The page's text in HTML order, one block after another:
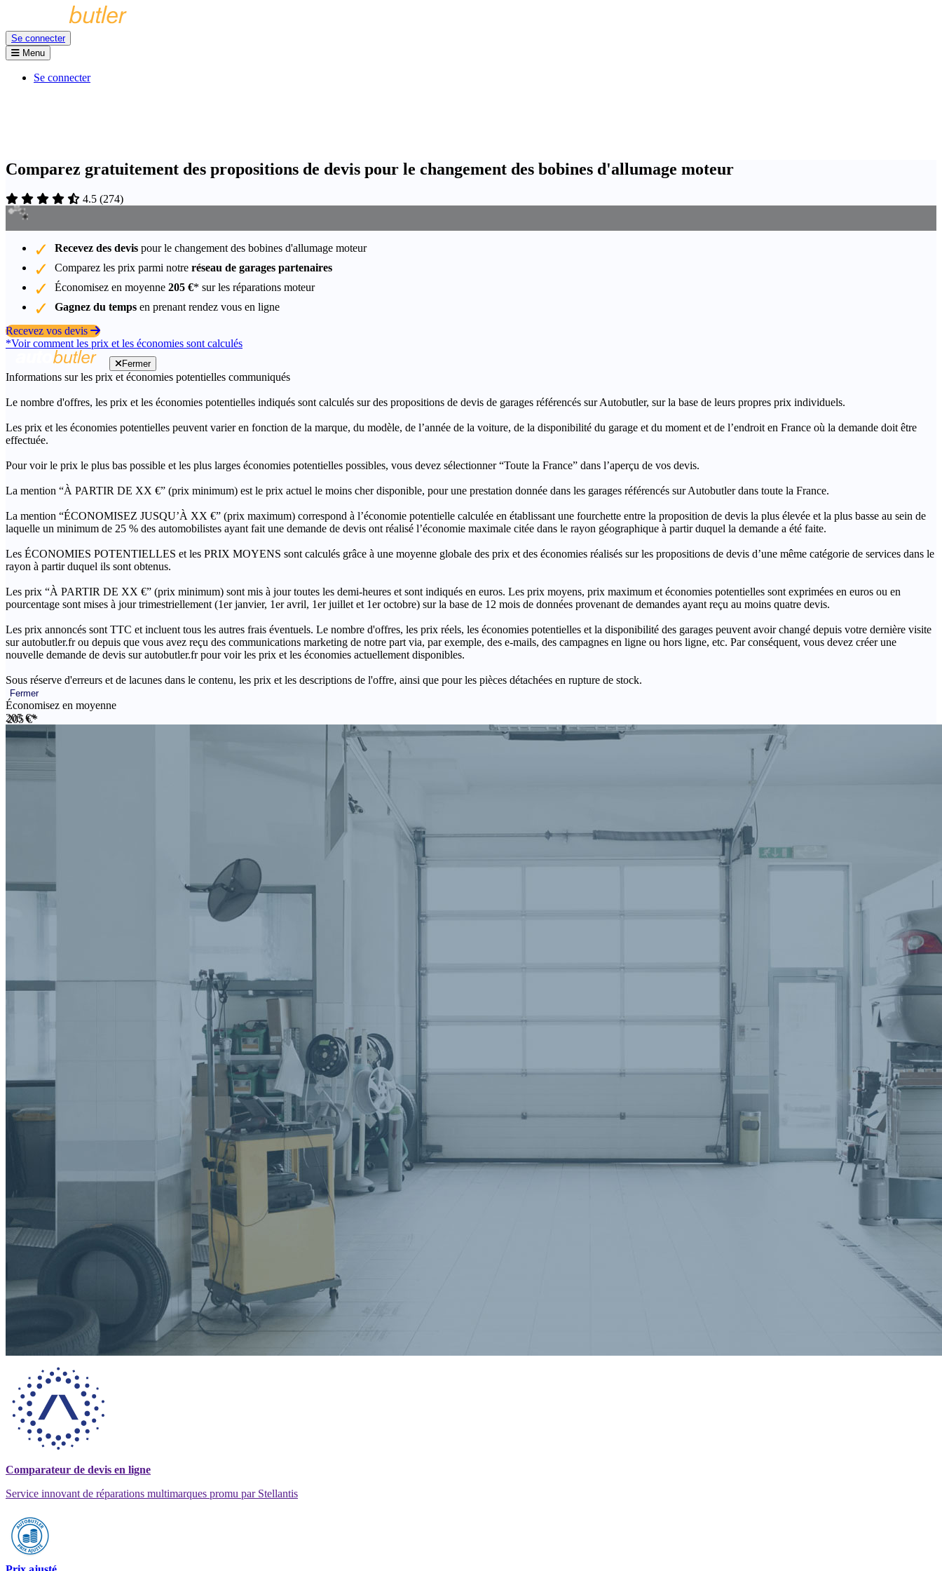
Se connecter
Menu
Se connecter
Comparez gratuitement des propositions de devis pour le changement des bobines d'allumage moteur
4.5 (274)
Recevez des devis pour le changement des bobines d'allumage moteur
Comparez les prix parmi notre réseau de garages partenaires
Économisez en moyenne 205 €* sur les réparations moteur
Gagnez du temps en prenant rendez vous en ligne
Recevez vos devis
*Voir comment les prix et les économies sont calculés
Fermer
Informations sur les prix et économies potentielles communiqués
Le nombre d'offres, les prix et les économies potentielles indiqués sont calculés sur des propositions de devis de garages référencés sur Autobutler, sur la base de leurs propres prix individuels.
Les prix et les économies potentielles peuvent varier en fonction de la marque, du modèle, de l’année de la voiture, de la disponibilité du garage et du moment et de l’endroit en France où la demande doit être
effectuée.
Pour voir le prix le plus bas possible et les plus larges économies potentielles possibles, vous devez sélectionner “Toute la France” dans l’aperçu de vos devis.
La mention “À PARTIR DE XX €” (prix minimum) est le prix actuel le moins cher disponible, pour une prestation donnée dans les garages référencés sur Autobutler dans toute la France.
La mention “ÉCONOMISEZ JUSQU’À XX €” (prix maximum) correspond à l’économie potentielle calculée en établissant une fourchette entre la proposition de devis la plus élevée et la plus basse au sein de
laquelle un minimum de 25 % des automobilistes ayant fait une demande de devis ont réalisé l’économie maximale citée dans le rayon géographique à partir duquel la demande a été faite.
Les ÉCONOMIES POTENTIELLES et les PRIX MOYENS sont calculés grâce à une moyenne globale des prix et des économies réalisés sur les propositions de devis d’une même catégorie de services dans le
rayon à partir duquel ils sont obtenus.
Les prix “À PARTIR DE XX €” (prix minimum) sont mis à jour toutes les demi-heures et sont indiqués en euros. Les prix moyens, prix maximum et économies potentielles sont exprimées en euros ou en
pourcentage sont mises à jour trimestriellement (1er janvier, 1er avril, 1er juillet et 1er octobre) sur la base de 12 mois de données provenant de demandes ayant reçu au moins quatre devis.
Les prix annoncés sont TTC et incluent tous les autres frais éventuels. Le nombre d'offres, les prix réels, les économies potentielles et la disponibilité des garages peuvent avoir changé depuis votre dernière visite
sur autobutler.fr ou depuis que vous avez reçu des communications marketing de notre part via, par exemple, des e-mails, des campagnes en ligne ou hors ligne, etc. Par conséquent, vous devez créer une
nouvelle demande de devis sur autobutler.fr pour voir les prix et les économies actuellement disponibles.
Sous réserve d'erreurs et de lacunes dans le contenu, les prix et les descriptions de l'offre, ainsi que pour les pièces détachées en rupture de stock.
Fermer
Économisez en moyenne
205 €*
Comparateur de devis en ligne
Service innovant de réparations multimarques promu par Stellantis